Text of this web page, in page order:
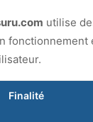
utilise
fonctionnement
Finalité